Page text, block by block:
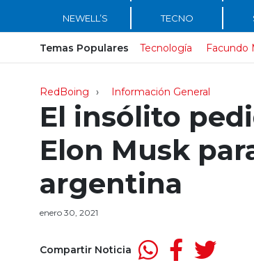
NEWELL’S TECNO
Temas Populares Tecnología Facundo
RedBoing Información General
El insólito
Elon Musk
argentina
enero 30, 2021
Compartir Noticia